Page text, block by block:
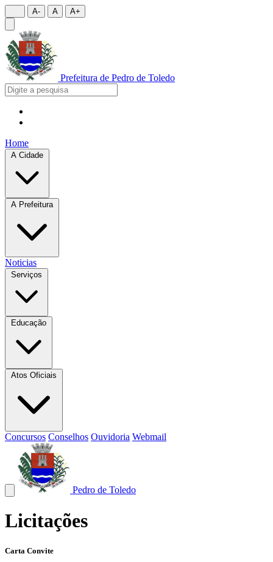
A- A A+
Prefeitura de Pedro de Toledo
Home
A Cidade
A Prefeitura
Noticias
Serviços
Educação
Atos Oficiais
Concursos Conselhos Ouvidoria Webmail
Pedro de Toledo
Licitações
Carta Convite